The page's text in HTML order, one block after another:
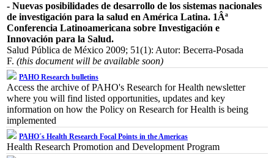
- Nuevas posibilidades de desarrollo de los sistemas nacionales
de investigación para la salud en América Latina. 1Âª
Conferencia Latinoamericana sobre Investigación e
Innovación para la Salud.
Salud Pública de México 2009; 51(1): Autor: Becerra-Posada
F. (this document will be available soon)
PAHO Research bulletins
Access the archive of PAHO's Research for Health newsletter
where you will find listed opportunities, updates and key
information on how the Policy on Research for Health is being
implemented
PAHO´s Health Research Focal Points in the Americas
Health Research Promotion and Development Program